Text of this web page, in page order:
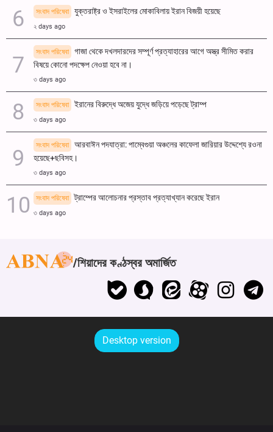
সংবাদ পরিষেবা যুক্তরাষ্ট্র ও ইসরাইলের মোকাবিলায় ইরান বিজয়ী হয়েছে
২ days ago
সংবাদ পরিষেবা
গাজা থেকে দখলদারদের সম্পূর্ণ প্রত্যাহারের আগে অস্ত্র সীমিত করার
বিষয়ে কোনো পদক্ষেপ নেওয়া হবে না।
৩ days ago
সংবাদ পরিষেবা ইরানের বিরুদ্ধে অজেয় যুদ্ধে জড়িয়ে পড়েছে ট্রাম্প
৩ days ago
সংবাদ পরিষেবা
আরবাঈন পদযাত্রা: পাম্বেগুয়া অঞ্চলের কাফেলা জারিয়ার উদ্দেশ্যে রওনা
হয়েছে+ছবিসহ।
৩ days ago
সংবাদ পরিষেবা ট্রাম্পের আলোচনার প্রস্তাব প্রত্যাখ্যান করেছে ইরান
৩ days ago
শিয়াদের কণ্ঠস্বর অমার্জিত
Desktop version